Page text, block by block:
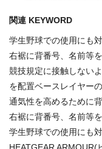
関連 KEYWORD
学生野球での使用にも
右裾に背番号、名前等
競技規定に接触しない
を配置ベースレイヤー
通気性を高めるために
右裾に背番号、名前等
学生野球での使用にも
HEATGEAR